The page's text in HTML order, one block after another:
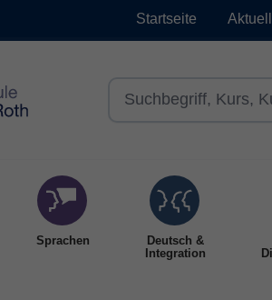
Startseite
Sprachen
Deutsch &
Integration